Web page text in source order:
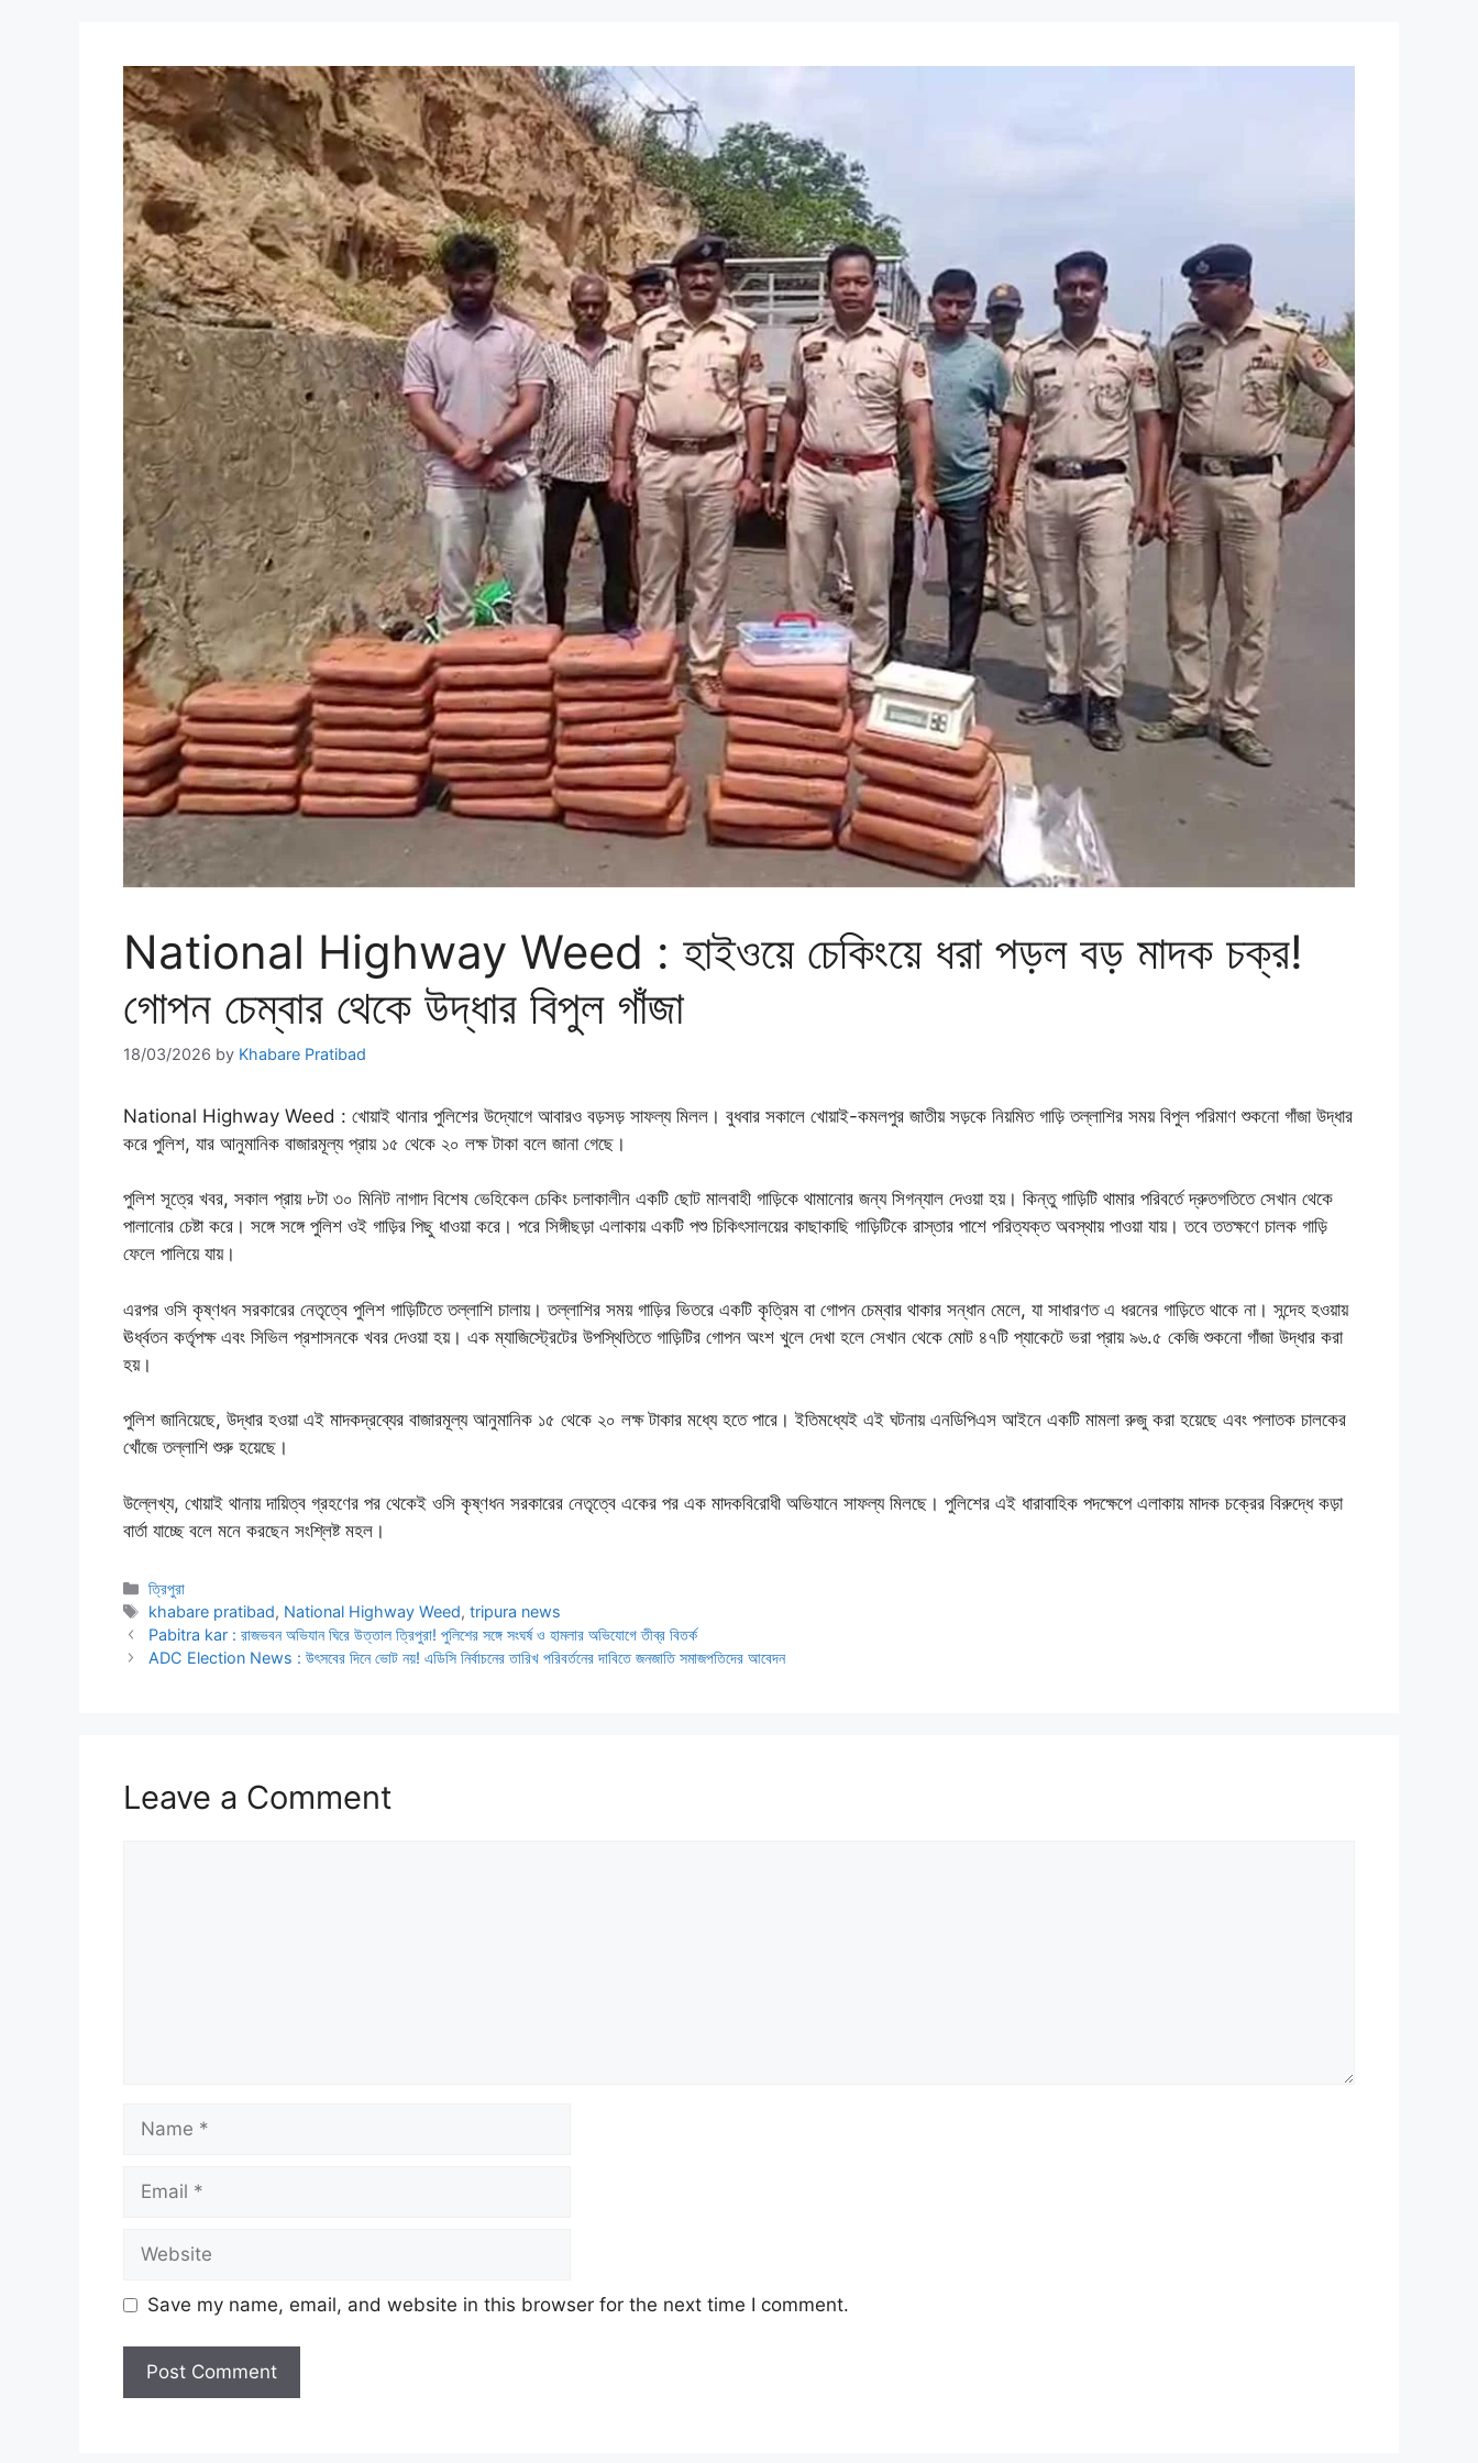
National Highway Weed : হাইওয়ে চেকিংয়ে ধরা পড়ল বড় মাদক চক্র!
গোপন চেম্বার থেকে উদ্ধার বিপুল গাঁজা
18/03/2026 by Khabare Pratibad
National Highway Weed : খোয়াই থানার পুলিশের উদ্যোগে আবারও বড়সড় সাফল্য মিলল। বুধবার সকালে খোয়াই-কমলপুর জাতীয় সড়কে নিয়মিত গাড়ি তল্লাশির সময় বিপুল পরিমাণ শুকনো গাঁজা উদ্ধার
করে পুলিশ, যার আনুমানিক বাজারমূল্য প্রায় ১৫ থেকে ২০ লক্ষ টাকা বলে জানা গেছে।
পুলিশ সূত্রে খবর, সকাল প্রায় ৮টা ৩০ মিনিট নাগাদ বিশেষ ভেহিকেল চেকিং চলাকালীন একটি ছোট মালবাহী গাড়িকে থামানোর জন্য সিগন্যাল দেওয়া হয়। কিন্তু গাড়িটি থামার পরিবর্তে দ্রুতগতিতে সেখান থেকে
পালানোর চেষ্টা করে। সঙ্গে সঙ্গে পুলিশ ওই গাড়ির পিছু ধাওয়া করে। পরে সিঙ্গীছড়া এলাকায় একটি পশু চিকিৎসালয়ের কাছাকাছি গাড়িটিকে রাস্তার পাশে পরিত্যক্ত অবস্থায় পাওয়া যায়। তবে ততক্ষণে চালক গাড়ি
ফেলে পালিয়ে যায়।
এরপর ওসি কৃষ্ণধন সরকারের নেতৃত্বে পুলিশ গাড়িটিতে তল্লাশি চালায়। তল্লাশির সময় গাড়ির ভিতরে একটি কৃত্রিম বা গোপন চেম্বার থাকার সন্ধান মেলে, যা সাধারণত এ ধরনের গাড়িতে থাকে না। সন্দেহ হওয়ায়
ঊর্ধ্বতন কর্তৃপক্ষ এবং সিভিল প্রশাসনকে খবর দেওয়া হয়। এক ম্যাজিস্ট্রেটের উপস্থিতিতে গাড়িটির গোপন অংশ খুলে দেখা হলে সেখান থেকে মোট ৪৭টি প্যাকেটে ভরা প্রায় ৯৬.৫ কেজি শুকনো গাঁজা উদ্ধার করা
হয়।
পুলিশ জানিয়েছে, উদ্ধার হওয়া এই মাদকদ্রব্যের বাজারমূল্য আনুমানিক ১৫ থেকে ২০ লক্ষ টাকার মধ্যে হতে পারে। ইতিমধ্যেই এই ঘটনায় এনডিপিএস আইনে একটি মামলা রুজু করা হয়েছে এবং পলাতক চালকের
খোঁজে তল্লাশি শুরু হয়েছে।
উল্লেখ্য, খোয়াই থানায় দায়িত্ব গ্রহণের পর থেকেই ওসি কৃষ্ণধন সরকারের নেতৃত্বে একের পর এক মাদকবিরোধী অভিযানে সাফল্য মিলছে। পুলিশের এই ধারাবাহিক পদক্ষেপে এলাকায় মাদক চক্রের বিরুদ্ধে কড়া
বার্তা যাচ্ছে বলে মনে করছেন সংশ্লিষ্ট মহল।
Categories
ত্রিপুরা
Tags
khabare pratibad, National Highway Weed,tripura news
Pabitra kar : রাজভবন অভিযান ঘিরে উত্তাল ত্রিপুরা! পুলিশের সঙ্গে সংঘর্ষ ও হামলার অভিযোগে তীব্র বিতর্ক
ADC Election News : উৎসবের দিনে ভোট নয়! এডিসি নির্বাচনের তারিখ পরিবর্তনের দাবিতে জনজাতি সমাজপতিদের আবেদন
Leave a Comment
Save my name, email, and website in this browser for the next time I comment.